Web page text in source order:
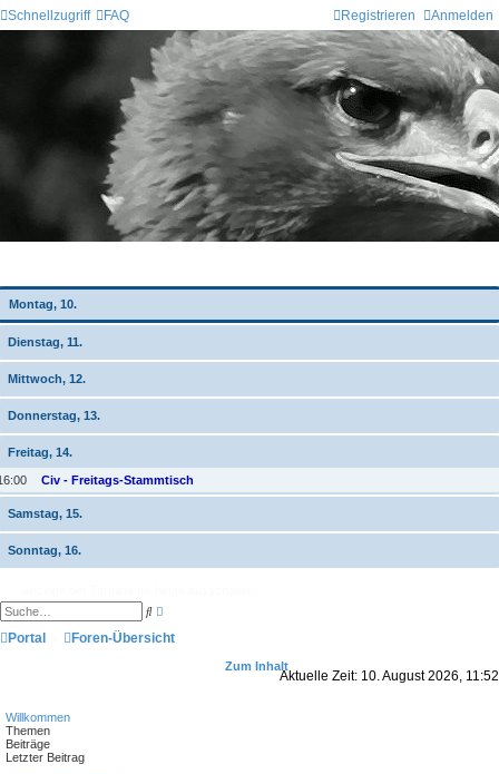
Schnellzugriff FAQ Anmelden
Registrieren
Montag, 10.
Dienstag, 11.
Mittwoch, 12.
Donnerstag, 13.
Freitag, 14.
Civ - Freitags-Stammtisch
Samstag, 15.
Sonntag, 16.
S
c w
e
Portal Foren-Übersicht
Zum Inhalt
Aktuelle Zeit: 10. August 2026, 11:52
Willkommen
Themen
Beiträge
Letzter Beitrag